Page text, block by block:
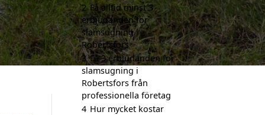
2 Få alltid minst 3
erbjudanden för
slamsugning i
Robertsfors
3 Få 3 erbjudanden för
slamsugning i
Robertsfors från
professionella företag
4 Hur mycket kostar